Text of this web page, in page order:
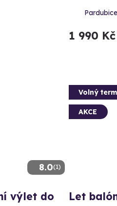
1 990 Kč
8.0(1)
výlet do
Volný
AKCE
Let